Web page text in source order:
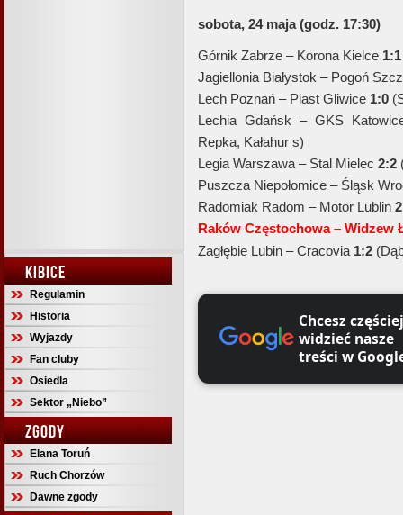
KIBICE
Regulamin
Historia
Wyjazdy
Fan cluby
Osiedla
Sektor „Niebo”
ZGODY
Elana Toruń
Ruch Chorzów
Dawne zgody
sobota, 24 maja (godz. 17:30)
Górnik Zabrze – Korona Kielce 1:1
Jagiellonia Białystok – Pogoń
Lech Poznań – Piast Gliwice 1:0
Lechia Gdańsk – GKS
Repka, Kałahur s)
Legia Warszawa – Stal Mielec 2:2
Puszcza Niepołomice – Śląsk
Radomiak Radom – Motor Lublin
Raków Częstochowa – Widzew
Zagłębie Lubin – Cracovia 1:2
Chcesz częściej
widzieć nasze
treści w